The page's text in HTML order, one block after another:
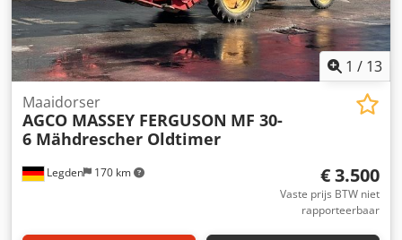
1 / 13
Legden 170 km
Maaidorser
AGCO MASSEY FERGUSON MF 30-
6 Mähdrescher Oldtimer
€ 3.500
Vaste prijs BTW niet
rapporteerbaar